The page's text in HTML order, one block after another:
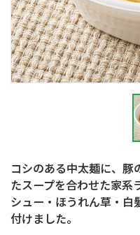
コシのある中太麺に、豚
たスープを合わせた家系
シュー・ほうれん草・白
付けました。